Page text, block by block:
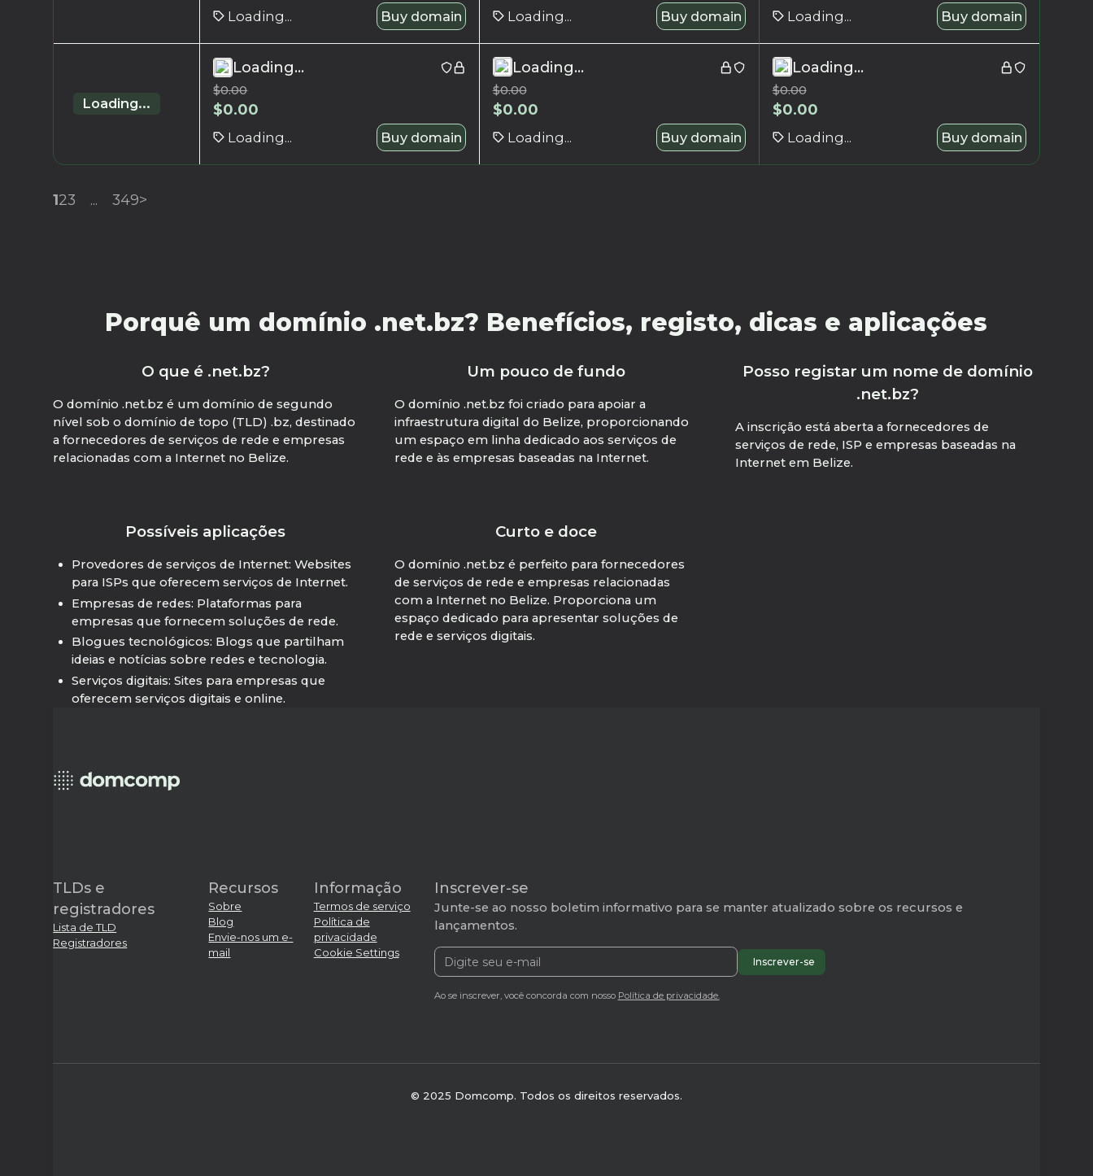
Loading... Buy domain Loading... Buy domain Loading... Buy domain
Loading...
Loading...
$0.00
$0.00
Loading... Buy domain
Loading...
$0.00
$0.00
Loading... Buy domain
Loading...
$0.00
$0.00
Loading... Buy domain
123 ... 349>
Porquê um domínio .net.bz? Benefícios, registo, dicas e aplicações
O que é .net.bz?
O domínio .net.bz é um domínio de segundo
nível sob o domínio de topo (TLD) .bz, destinado
a fornecedores de serviços de rede e empresas
relacionadas com a Internet no Belize.
Um pouco de fundo
O domínio .net.bz foi criado para apoiar a
infraestrutura digital do Belize, proporcionando
um espaço em linha dedicado aos serviços de
rede e às empresas baseadas na Internet.
Posso registar um nome de domínio
.net.bz?
A inscrição está aberta a fornecedores de
serviços de rede, ISP e empresas baseadas na
Internet em Belize.
Possíveis aplicações
Provedores de serviços de Internet: Websites
para ISPs que oferecem serviços de Internet.
Empresas de redes: Plataformas para
empresas que fornecem soluções de rede.
Blogues tecnológicos: Blogs que partilham
ideias e notícias sobre redes e tecnologia.
Serviços digitais: Sites para empresas que
oferecem serviços digitais e online.
Curto e doce
O domínio .net.bz é perfeito para fornecedores
de serviços de rede e empresas relacionadas
com a Internet no Belize. Proporciona um
espaço dedicado para apresentar soluções de
rede e serviços digitais.
TLDs e
registradores
Lista de TLD
Registradores
Recursos
Sobre
Blog
Envie-nos um e-
mail
Informação
Termos de serviço
Política de
privacidade
Cookie Settings
Inscrever-se
Junte-se ao nosso boletim informativo para se manter atualizado sobre os recursos e
lançamentos.
Ao se inscrever, você concorda com nosso Política de privacidade.
© 2025 Domcomp. Todos os direitos reservados.